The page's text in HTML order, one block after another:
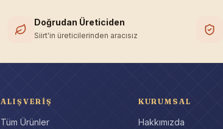
Doğrudan Üreticiden
Siirt'in üreticilerinden aracısız
ALIŞVERIŞ
Tüm Ürünler
KURUMSAL
Hakkımızda